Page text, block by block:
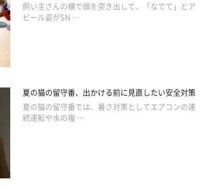
った場所で爪とぎをしてしまう
飼い主さんの横で頭を突き出して、「なでて」とア
ピール姿がSN …
夏の猫の留守番、出かける前に見直したい安全対策
夏の猫の留守番では、暑さ対策としてエアコンの連
続運転や水の複 …